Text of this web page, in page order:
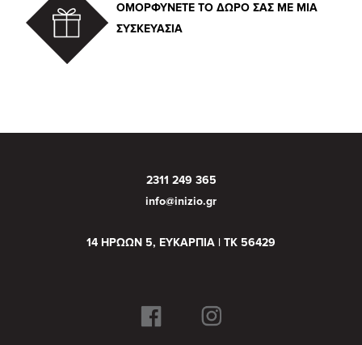
ΟΜΟΡΦΥΝΕΤΕ ΤΟ ΔΩΡΟ ΣΑΣ ΜΕ ΜΙΑ
ΣΥΣΚΕΥΑΣΙΑ
2311 249 365
info@inizio.gr
14 ΗΡΩΩΝ 5, ΕΥΚΑΡΠΙΑ | ΤΚ 56429